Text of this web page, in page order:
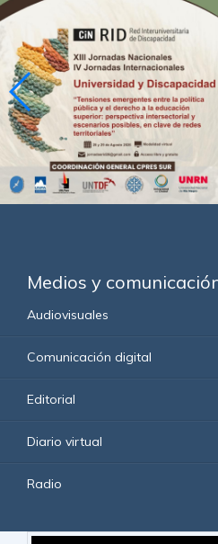
Medios y
Audiovisuales
Comunicación digital
Editorial
Diario virtual
Radio